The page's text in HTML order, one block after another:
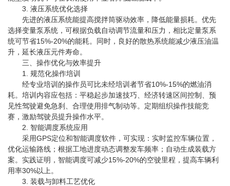
3. 液压系统优化选择
先进的液压系统能提高搅拌筒驱动效率，降低能量损耗。优先
选择变量泵系统，可根据负载自动调节流量和压力，相比定量泵系
统可节省15%-20%的能耗。同时，良好的散热系统能减少液压油温
升，延长液压元件寿命。
三、操作优化与效率提升
1. 规范化操作培训
经专业培训的操作员可比未经培训者节省10%-15%的燃油消
耗。培训内容应包括：平稳起步加速技巧、经济转速区间控制、预
见性驾驶避免急刹、合理使用排气制动等。定期组织操作技能竞
赛，激励驾驶员提升操作水平。
2. 智能调度系统应用
采用GPS定位和智能调度软件，可实现：实时监控车辆位置，
优化运输路线；根据工地进度动态调整发车频率；自动生成装载方
案。实践证明，智能调度可减少15%-20%的空驶里程，提高车辆利
用率30%以上。
3. 装载与卸料工艺优化